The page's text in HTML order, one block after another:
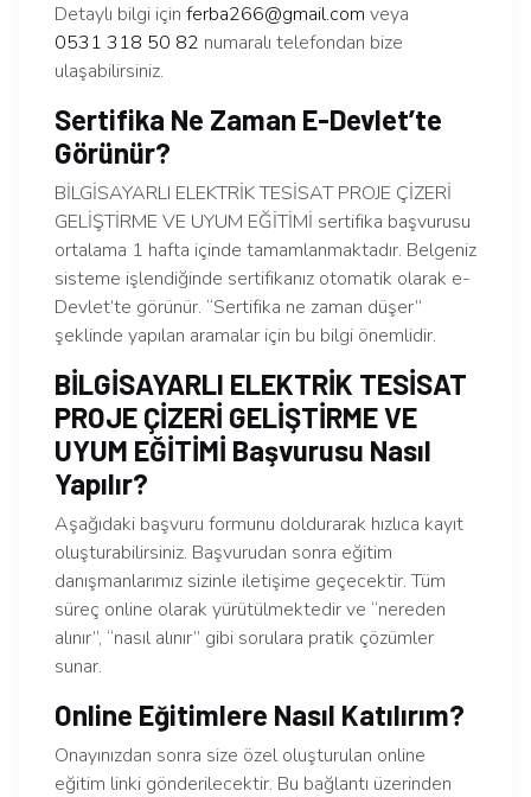
Detaylı bilgi için ferba266@gmail.com veya
0531 318 50 82 numaralı telefondan bize
ulaşabilirsiniz.
Sertifika Ne Zaman E-Devlet’te
Görünür?
BİLGİSAYARLI ELEKTRİK TESİSAT PROJE ÇİZERİ
GELİŞTİRME VE UYUM EĞİTİMİ sertifika başvurusu
ortalama 1 hafta içinde tamamlanmaktadır. Belgeniz
sisteme işlendiğinde sertifikanız otomatik olarak e-
Devlet’te görünür. “Sertifika ne zaman düşer”
şeklinde yapılan aramalar için bu bilgi önemlidir.
BİLGİSAYARLI ELEKTRİK TESİSAT
PROJE ÇİZERİ GELİŞTİRME VE
UYUM EĞİTİMİ Başvurusu Nasıl
Yapılır?
Aşağıdaki başvuru formunu doldurarak hızlıca kayıt
oluşturabilirsiniz. Başvurudan sonra eğitim
danışmanlarımız sizinle iletişime geçecektir. Tüm
süreç online olarak yürütülmektedir ve “nereden
alınır”, “nasıl alınır” gibi sorulara pratik çözümler
sunar.
Online Eğitimlere Nasıl Katılırım?
Onayınızdan sonra size özel oluşturulan online
eğitim linki gönderilecektir. Bu bağlantı üzerinden